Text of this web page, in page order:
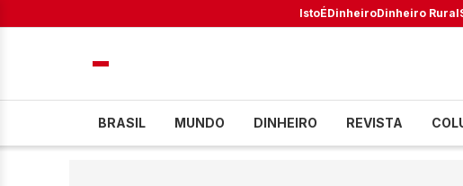
IstoÉDinheiroDinheiro Rural
BRASIL MUNDO DINHEIRO REVISTA